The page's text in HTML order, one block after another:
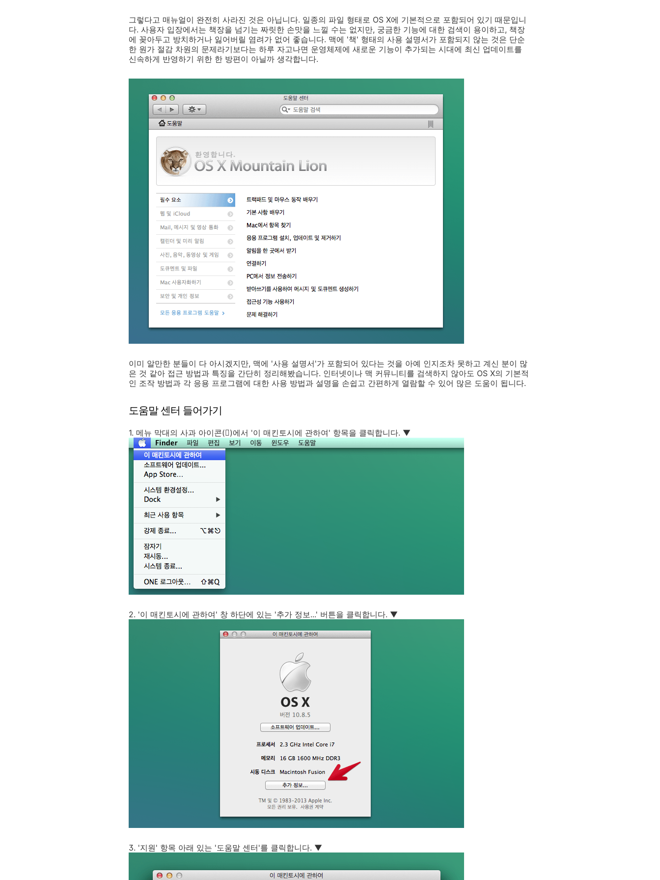
그렇다고 매뉴얼이 완전히 사라진 것은 아닙니다. 일종의 파일 형태로 OS X에 기본적으로 포함되어 있기 때문입니
다. 사용자 입장에서는 책장을 넘기는 짜릿한 손맛을 느낄 수는 없지만, 궁금한 기능에 대한 검색이 용이하고, 책장
에 꽂아두고 방치하거나 잃어버릴 염려가 없어 좋습니다. 맥에 '책' 형태의 사용 설명서가 포함되지 않는 것은 단순
한 원가 절감 차원의 문제라기보다는 하루 자고나면 운영체제에 새로운 기능이 추가되는 시대에 최신 업데이트를
신속하게 반영하기 위한 한 방편이 아닐까 생각합니다.
이미 알만한 분들이 다 아시겠지만, 맥에 '사용 설명서'가 포함되어 있다는 것을 아예 인지조차 못하고 계신 분이 많
은 것 같아 접근 방법과 특징을 간단히 정리해봤습니다. 인터넷이나 맥 커뮤니티를 검색하지 않아도 OS X의 기본적
인 조작 방법과 각 응용 프로그램에 대한 사용 방법과 설명을 손쉽고 간편하게 열람할 수 있어 많은 도움이 됩니다.
도움말 센터 들어가기
1. 메뉴 막대의 사과 아이콘()에서 '이 매킨토시에 관하여' 항목을 클릭합니다. ▼
2. '이 매킨토시에 관하여' 창 하단에 있는 '추가 정보...' 버튼을 클릭합니다. ▼
3. '지원' 항목 아래 있는 '도움말 센터'를 클릭합니다. ▼